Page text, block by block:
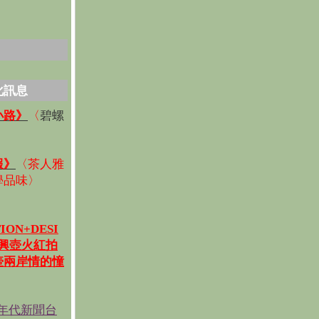
訊息
》 〈碧螺
〈茶人雅
味〉
壺火紅拍
岸情的憧
代新聞台